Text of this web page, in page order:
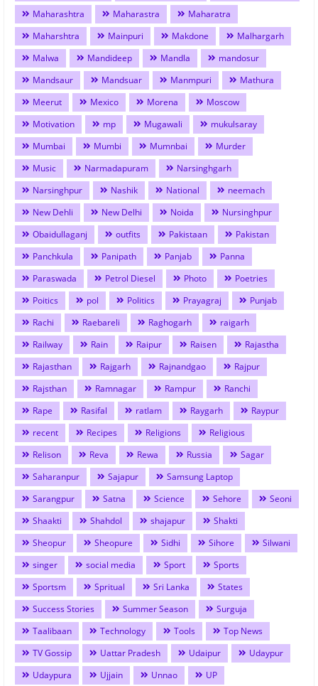
Maharashtra
Maharastra
Maharatra
Maharshtra
Mainpuri Makdone
Malhargarh
Malwa
Mandideep Mandla
mandosur
Mandsaur
Mandsuar Manmpuri
Mathura
Meerut
Mexico Morena
Moscow
Motivation
mp Mugawali
mukulsaray
Mumbai
Mumbi Mumnbai
Murder
Music
Narmadapuram
Narsinghgarh
Narsinghpur
Nashik National
neemach
New Dehli
New Delhi Noida
Nursinghpur
Obaidullaganj
outfits Pakistaan
Pakistan
Panchkula
Panipath Panjab
Panna
Paraswada
Petrol Diesel Photo
Poetries
Poitics
pol Politics Prayagraj
Punjab
Rachi
Raebareli Raghogarh
raigarh
Railway
Rain Raipur Raisen
Rajastha
Rajasthan
Rajgarh Rajnandgao
Rajpur
Rajsthan
Ramnagar Rampur
Ranchi
Rape
Rasifal ratlam Raygarh
Raypur
recent
Recipes Religions
Religious
Relison
Reva Rewa Russia
Sagar
Saharanpur
Sajapur
Samsung Laptop
Sarangpur
Satna Science Sehore
Seoni
Shaakti
Shahdol shajapur
Shakti
Sheopur
Sheopure Sidhi Sihore
Silwani
singer
social media Sport
Sports
Sportsm
Spritual Sri Lanka
States
Success Stories
Summer Season
Surguja
Taalibaan
Technology Tools
Top News
TV Gossip
Uattar Pradesh Udaipur
Udaypur
Udaypura
Ujjain Unnao
UP